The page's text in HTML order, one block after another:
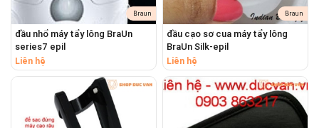
#shopducvan #shopđứcvân
#tuidungmaycaoraubraun #hopdungmaycaoraubraun
#hopdungmaycaoraudulich
#hopdungmaycaorauchongnuoc #hopdungbaovemaycaorau
#tuidungbaovemaycaorau
Braun
đầu nhổ máy tẩy lông BraUn
series7 epil
Liên hệ
Braun
đầu cạo sơ cua máy tẩy lông
BraUn Silk-epil
Liên hệ